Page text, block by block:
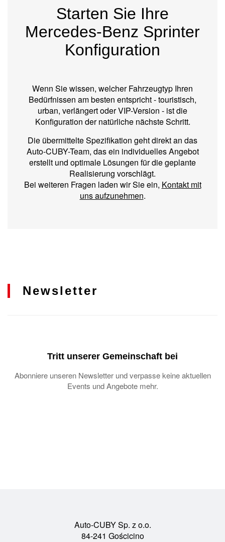
Starten Sie Ihre
Mercedes-Benz Sprinter
Konfiguration
Wenn Sie wissen, welcher Fahrzeugtyp Ihren
Bedürfnissen am besten entspricht - touristisch,
urban, verlängert oder VIP-Version - ist die
Konfiguration der natürliche nächste Schritt.
Die übermittelte Spezifikation geht direkt an das
Auto‑CUBY-Team, das ein individuelles Angebot
erstellt und optimale Lösungen für die geplante
Realisierung vorschlägt.
Bei weiteren Fragen laden wir Sie ein, Kontakt mit
uns aufzunehmen.
Newsletter
Tritt unserer Gemeinschaft bei
Abonniere unseren Newsletter und verpasse keine aktuellen
Events und Angebote mehr.
Auto-CUBY Sp. z o.o.
84-241 Gościcino